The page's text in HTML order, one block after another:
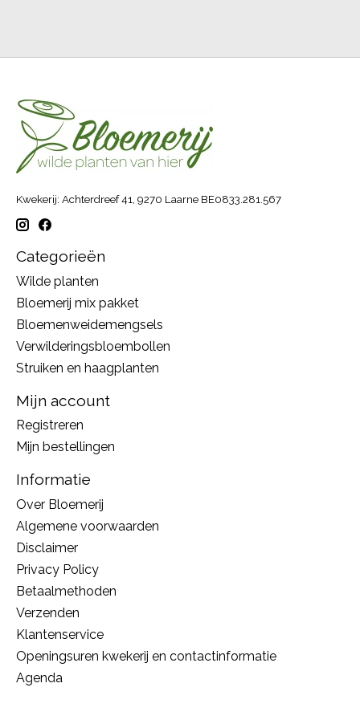
Kwekerij: Achterdreef 41, 9270 Laarne BE0833.281.567
Categorieën
Wilde planten
Bloemerij mix pakket
Bloemenweidemengsels
Verwilderingsbloembollen
Struiken en haagplanten
Mijn account
Registreren
Mijn bestellingen
Informatie
Over Bloemerij
Algemene voorwaarden
Disclaimer
Privacy Policy
Betaalmethoden
Verzenden
Klantenservice
Openingsuren kwekerij en contactinformatie
Agenda